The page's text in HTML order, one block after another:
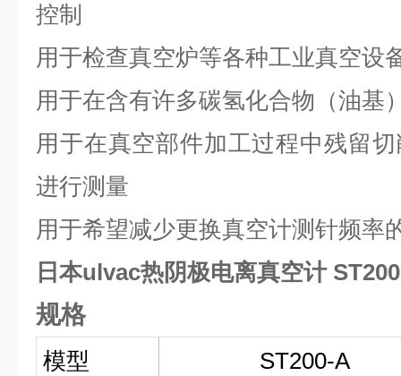
控制
用于检查真空炉等各种工业真空设
用于在含有许多碳氢化合物（油基
用于在真空部件加工过程中残留
进行测量
用于希望减少更换真空计测针频率
日本ulvac热阴极电离真空计
规格
模型 ST200-A